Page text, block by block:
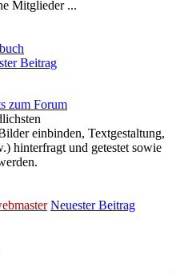
Mitglieder ...
Beitrag
zum Forum
einbinden, Textgestaltung,
hinterfragt und getestet sowie
Neuester Beitrag